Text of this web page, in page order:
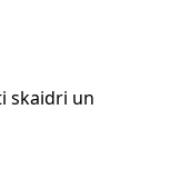
skaidri un